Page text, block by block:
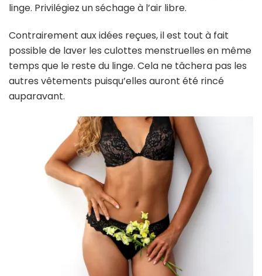
linge. Privilégiez un séchage à l’air libre.
Contrairement aux idées reçues, il est tout à fait
possible de laver les culottes menstruelles en même
temps que le reste du linge. Cela ne tâchera pas les
autres vêtements puisqu’elles auront été rincé
auparavant.